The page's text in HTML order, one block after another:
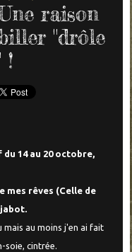
raison
"drôle
!
14 au 20 octobre,
mes rêves (Celle de
au moins j'en ai fait
soie, cintrée.